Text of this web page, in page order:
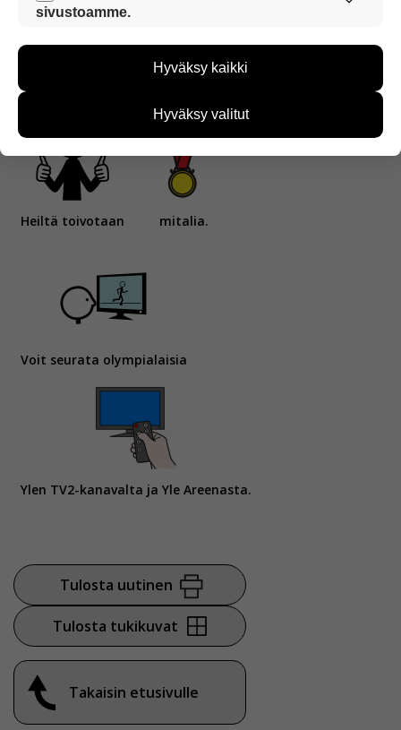
Heiltä toivotaan mitalia.
Voit seurata olympialaisia
Ylen TV2-kanavalta ja Yle Areenasta.
Tulosta uutinen
Tulosta tukikuvat
Takaisin etusivulle
sivustoamme voi käyttää sujuvasti ja turvallisesti.
sivustoamme.
kehittää sivustoamme vastaamaan paremmin
kävijämääristä ja siitä, mitä sivuja käytetään ja
miten sivuilla liikutaan. Emme kuitenkaan kerää
yksittäiseen käyttäjään.
Voit valita, hyväksytkö näiden evästeiden käytön.
Hyväksy kaikki
Hyväksy valitut